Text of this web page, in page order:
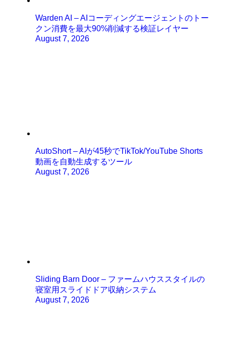
Warden AI – AIコーディングエージェントのトー
クン消費を最大90%削減する検証レイヤー
August 7, 2026
AutoShort – AIが45秒でTikTok/YouTube Shorts
動画を自動生成するツール
August 7, 2026
Sliding Barn Door – ファームハウススタイルの
寝室用スライドドア収納システム
August 7, 2026